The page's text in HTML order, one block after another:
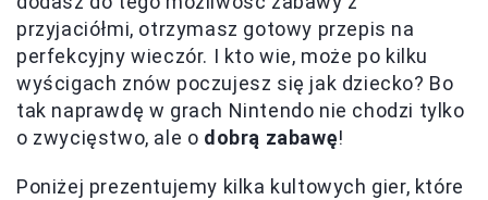
przyjaciółmi, otrzymasz gotowy przepis na
perfekcyjny wieczór. I kto wie, może po kilku
wyścigach znów poczujesz się jak dziecko? Bo
tak naprawdę w grach Nintendo nie chodzi tylko
o zwycięstwo, ale o dobrą zabawę!
Poniżej prezentujemy kilka kultowych gier, które